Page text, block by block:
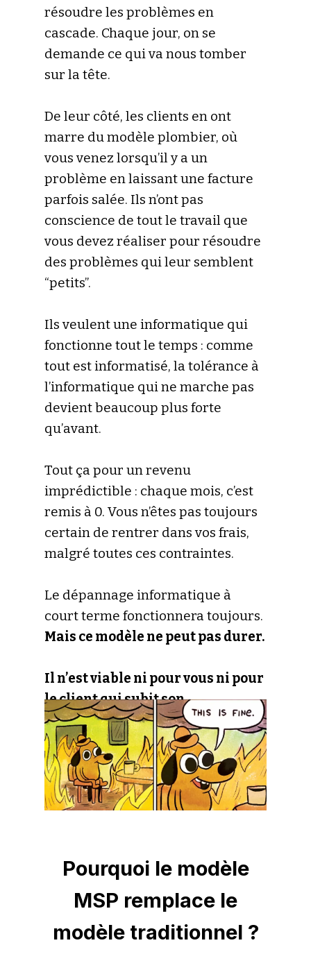
résoudre les problèmes en
cascade. Chaque jour, on se
demande ce qui va nous tomber
sur la tête.
De leur côté, les clients en ont
marre du modèle plombier, où
vous venez lorsqu’il y a un
problème en laissant une facture
parfois salée. Ils n’ont pas
conscience de tout le travail que
vous devez réaliser pour résoudre
des problèmes qui leur semblent
“petits”.
Ils veulent une informatique qui
fonctionne tout le temps : comme
tout est informatisé, la tolérance à
l’informatique qui ne marche pas
devient beaucoup plus forte
qu’avant.
Tout ça pour un revenu
imprédictible : chaque mois, c’est
remis à 0. Vous n’êtes pas toujours
certain de rentrer dans vos frais,
malgré toutes ces contraintes.
Le dépannage informatique à
court terme fonctionnera toujours.
Mais ce modèle ne peut pas durer.
Il n’est viable ni pour vous ni pour
le client qui subit son
informatique.
Pourquoi le modèle
MSP remplace le
modèle traditionnel ?